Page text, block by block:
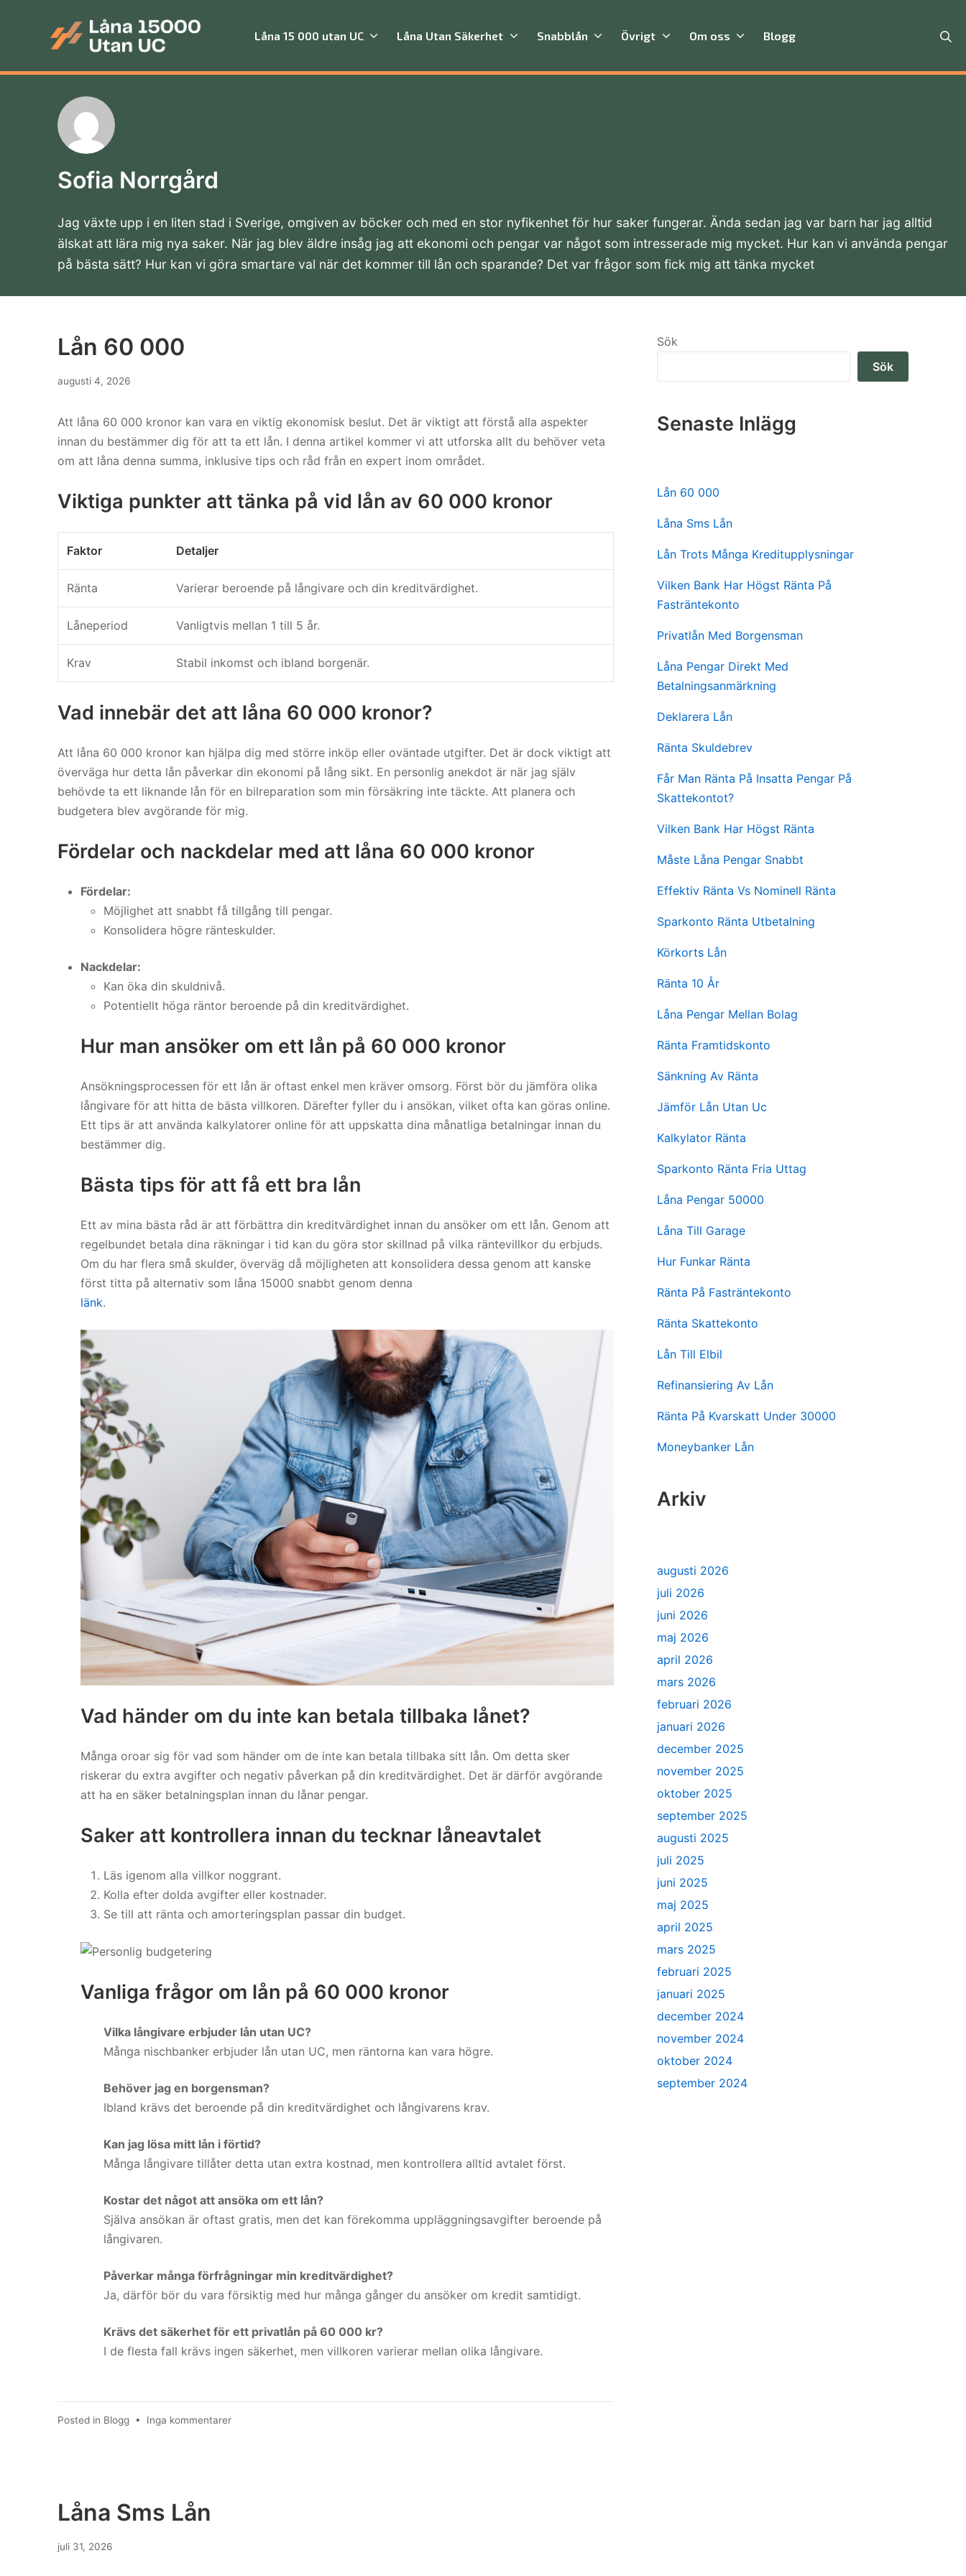
Låna 15 000 utan UC
Låna 15 000 utan UC Låna Utan Säkerhet Snabblån Övrigt Om oss Blogg
Sofia Norrgård
Jag växte upp i en liten stad i Sverige, omgiven av böcker och med en stor nyfikenhet för hur saker fungerar. Ända sedan jag var barn har jag alltid
älskat att lära mig nya saker. När jag blev äldre insåg jag att ekonomi och pengar var något som intresserade mig mycket. Hur kan vi använda pengar
på bästa sätt? Hur kan vi göra smartare val när det kommer till lån och sparande? Det var frågor som fick mig att tänka mycket
Lån 60 000
augusti 4, 2026
Att låna 60 000 kronor kan vara en viktig ekonomisk beslut. Det är viktigt att förstå alla aspekter
innan du bestämmer dig för att ta ett lån. I denna artikel kommer vi att utforska allt du behöver veta
om att låna denna summa, inklusive tips och råd från en expert inom området.
Viktiga punkter att tänka på vid lån av 60 000 kronor
Faktor Detaljer
Ränta Varierar beroende på långivare och din kreditvärdighet.
Låneperiod Vanligtvis mellan 1 till 5 år.
Krav Stabil inkomst och ibland borgenär.
Vad innebär det att låna 60 000 kronor?
Att låna 60 000 kronor kan hjälpa dig med större inköp eller oväntade utgifter. Det är dock viktigt att
överväga hur detta lån påverkar din ekonomi på lång sikt. En personlig anekdot är när jag själv
behövde ta ett liknande lån för en bilreparation som min försäkring inte täckte. Att planera och
budgetera blev avgörande för mig.
Fördelar och nackdelar med att låna 60 000 kronor
Fördelar:
Möjlighet att snabbt få tillgång till pengar.
Konsolidera högre ränteskulder.
Nackdelar:
Kan öka din skuldnivå.
Potentiellt höga räntor beroende på din kreditvärdighet.
Hur man ansöker om ett lån på 60 000 kronor
Ansökningsprocessen för ett lån är oftast enkel men kräver omsorg. Först bör du jämföra olika
långivare för att hitta de bästa villkoren. Därefter fyller du i ansökan, vilket ofta kan göras online.
Ett tips är att använda kalkylatorer online för att uppskatta dina månatliga betalningar innan du
bestämmer dig.
Bästa tips för att få ett bra lån
Ett av mina bästa råd är att förbättra din kreditvärdighet innan du ansöker om ett lån. Genom att
regelbundet betala dina räkningar i tid kan du göra stor skillnad på vilka räntevillkor du erbjuds.
Om du har flera små skulder, överväg då möjligheten att konsolidera dessa genom att kanske
först titta på alternativ som låna 15000 snabbt genom denna
länk.
Vad händer om du inte kan betala tillbaka lånet?
Många oroar sig för vad som händer om de inte kan betala tillbaka sitt lån. Om detta sker
riskerar du extra avgifter och negativ påverkan på din kreditvärdighet. Det är därför avgörande
att ha en säker betalningsplan innan du lånar pengar.
Saker att kontrollera innan du tecknar låneavtalet
Läs igenom alla villkor noggrant.
Kolla efter dolda avgifter eller kostnader.
Se till att ränta och amorteringsplan passar din budget.
Vanliga frågor om lån på 60 000 kronor
Vilka långivare erbjuder lån utan UC?
Många nischbanker erbjuder lån utan UC, men räntorna kan vara högre.
Behöver jag en borgensman?
Ibland krävs det beroende på din kreditvärdighet och långivarens krav.
Kan jag lösa mitt lån i förtid?
Många långivare tillåter detta utan extra kostnad, men kontrollera alltid avtalet först.
Kostar det något att ansöka om ett lån?
Själva ansökan är oftast gratis, men det kan förekomma uppläggningsavgifter beroende på
långivaren.
Påverkar många förfrågningar min kreditvärdighet?
Ja, därför bör du vara försiktig med hur många gånger du ansöker om kredit samtidigt.
Krävs det säkerhet för ett privatlån på 60 000 kr?
I de flesta fall krävs ingen säkerhet, men villkoren varierar mellan olika långivare.
Posted in Blogg • Inga kommentarertill
Låna Sms Lån
juli 31, 2026
Sök
Sök
Senaste Inlägg
Lån 60 000
Låna Sms Lån
Lån Trots Många Kreditupplysningar
Vilken Bank Har Högst Ränta På
Fasträntekonto
Privatlån Med Borgensman
Låna Pengar Direkt Med
Betalningsanmärkning
Deklarera Lån
Ränta Skuldebrev
Får Man Ränta På Insatta Pengar På
Skattekontot?
Vilken Bank Har Högst Ränta
Måste Låna Pengar Snabbt
Effektiv Ränta Vs Nominell Ränta
Sparkonto Ränta Utbetalning
Körkorts Lån
Ränta 10 År
Låna Pengar Mellan Bolag
Ränta Framtidskonto
Sänkning Av Ränta
Jämför Lån Utan Uc
Kalkylator Ränta
Sparkonto Ränta Fria Uttag
Låna Pengar 50000
Låna Till Garage
Hur Funkar Ränta
Ränta På Fasträntekonto
Ränta Skattekonto
Lån Till Elbil
Refinansiering Av Lån
Ränta På Kvarskatt Under 30000
Moneybanker Lån
Arkiv
augusti 2026
juli 2026
juni 2026
maj 2026
april 2026
mars 2026
februari 2026
januari 2026
december 2025
november 2025
oktober 2025
september 2025
augusti 2025
juli 2025
juni 2025
maj 2025
april 2025
mars 2025
februari 2025
januari 2025
december 2024
november 2024
oktober 2024
september 2024